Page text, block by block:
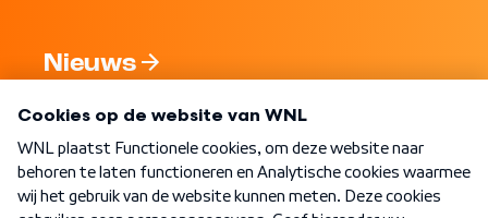
Nieuws
Nieuwsbrief
Word Lid